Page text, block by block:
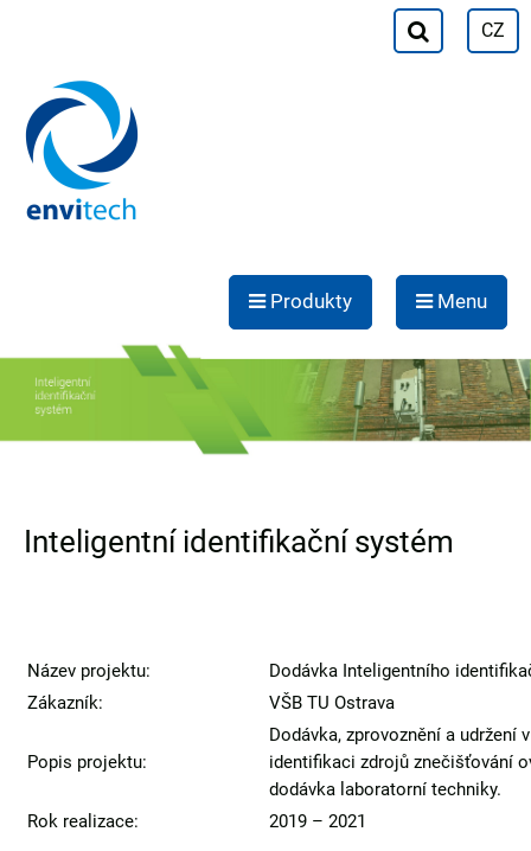
CZ
Produkty Menu
Inteligentní identifikační systém
Název projektu:
Dodávka Inteligentního
Zákazník:
VŠB TU Ostrava
Popis projektu:
Dodávka, zprovoznění a
identifikaci zdrojů znečišťování
dodávka laboratorní techniky.
Rok realizace:
2019 – 2021